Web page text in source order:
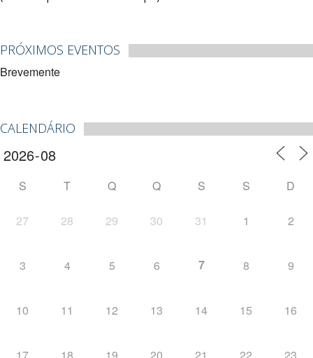
PRÓXIMOS EVENTOS
Brevemente
CALENDÁRIO
S T Q Q S S D
27 28 29 30 31 1 2
3 4 5 6 7 8 9
10 11 12 13 14 15 16
17 18 19 20 21 22 23